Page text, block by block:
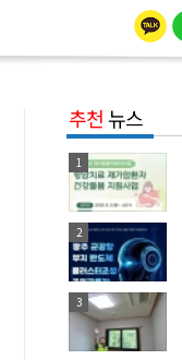
추천 뉴스
1
2
3